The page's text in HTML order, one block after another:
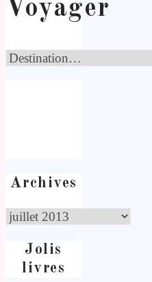
Voyager
Archives
Jolis
livres